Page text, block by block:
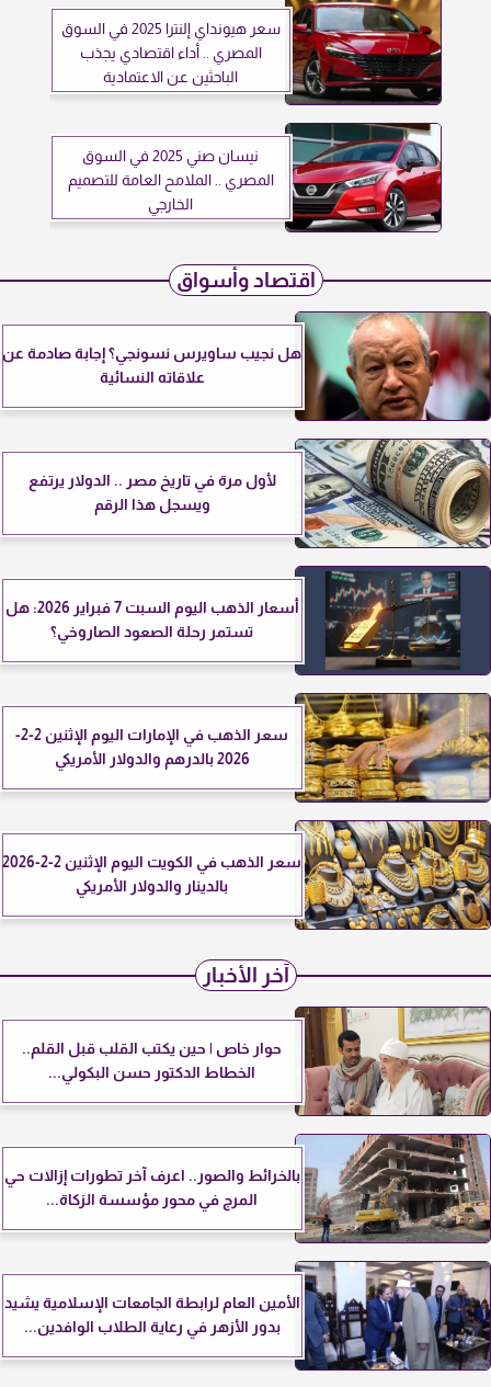
سعر هيونداي إلنترا 2025 في السوق
المصري .. أداء اقتصادي يجذب
الباحثين عن الاعتمادية
نيسان صني 2025 في السوق
المصري .. الملامح العامة للتصميم
الخارجي
اقتصاد وأسواق
هل نجيب ساويرس نسونجي؟ إجابة صادمة عن
علاقاته النسائية
لأول مرة في تاريخ مصر .. الدولار يرتفع
ويسجل هذا الرقم
أسعار الذهب اليوم السبت 7 فبراير 2026: هل
تستمر رحلة الصعود الصاروخي؟
سعر الذهب في الإمارات اليوم الإثنين 2-2-
2026 بالدرهم والدولار الأمريكي
سعر الذهب في الكويت اليوم الإثنين 2-2-2026
بالدينار والدولار الأمريكي
آخر الأخبار
حوار خاص | حين يكتب القلب قبل القلم..
الخطاط الدكتور حسن البكولي...
بالخرائط والصور.. اعرف آخر تطورات إزالات حي
المرج في محور مؤسسة الزكاة...
الأمين العام لرابطة الجامعات الإسلامية يشيد
بدور الأزهر في رعاية الطلاب الوافدين...